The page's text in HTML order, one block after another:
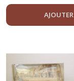
AJOUTER